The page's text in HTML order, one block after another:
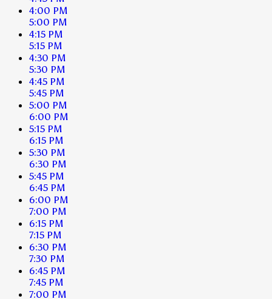
4:00 PM
5:00 PM
4:15 PM
5:15 PM
4:30 PM
5:30 PM
4:45 PM
5:45 PM
5:00 PM
6:00 PM
5:15 PM
6:15 PM
5:30 PM
6:30 PM
5:45 PM
6:45 PM
6:00 PM
7:00 PM
6:15 PM
7:15 PM
6:30 PM
7:30 PM
6:45 PM
7:45 PM
7:00 PM